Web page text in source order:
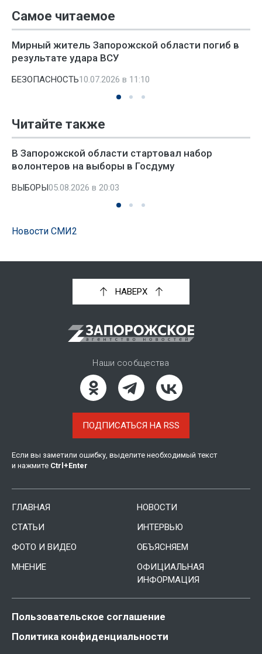
Самое читаемое
Мирный житель Запорожской области погиб в
результате удара ВСУ
БЕЗОПАСНОСТЬ10.07.2026 в 11:10
Читайте также
В Запорожской области стартовал набор
волонтеров на выборы в Госдуму
ВЫБОРЫ05.08.2026 в 20:03
Новости СМИ2
НАВЕРХ
Наши сообщества
ПОДПИСАТЬСЯ НА RSS
Если вы заметили ошибку, выделите необходимый текст
и нажмите Ctrl +Enter
ГЛАВНАЯ
НОВОСТИ
СТАТЬИ
ИНТЕРВЬЮ
ФОТО И ВИДЕО
ОБЪЯСНЯЕМ
МНЕНИЕ
ОФИЦИАЛЬНАЯ
ИНФОРМАЦИЯ
Пользовательское соглашение
Политика конфиденциальности